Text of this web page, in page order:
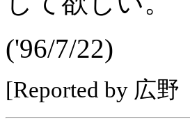
('96/7/22)
[Reported by 広